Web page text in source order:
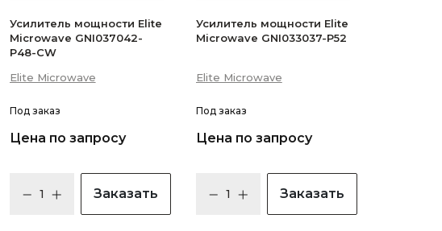
Усилитель мощности Elite
Microwave GNI037042-
P48-CW
Elite Microwave
Под заказ
Цена по запросу
Заказать
Усилитель мощности Elite
Microwave GNI033037-P52
Elite Microwave
Под заказ
Цена по запросу
Заказать